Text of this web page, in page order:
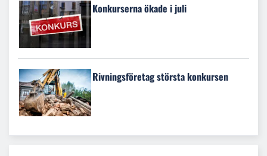
Konkurserna ökade i juli
Rivningsföretag största konkursen